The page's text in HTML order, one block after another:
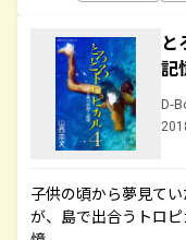
と
記
D-
子供の頃から夢見て
が、島で出合うトロ